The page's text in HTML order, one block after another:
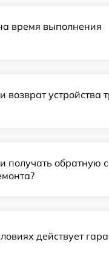
время выполнения
возврат устройства
получать обратную
действует